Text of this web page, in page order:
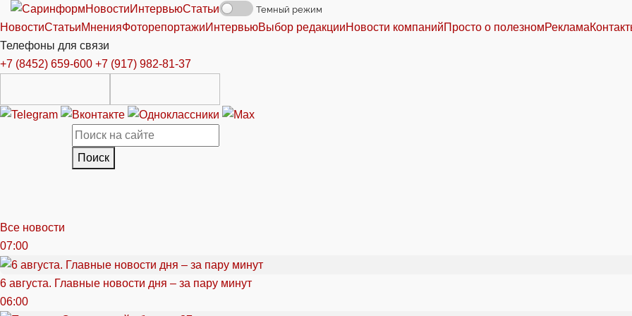
НовостиИнтервьюСтатьи Темный режим
НовостиСтатьиМненияФоторепортажиИнтервьюВыбор редакцииНовости компанийПросто о полезномРеклама
Телефоны для связи
+7 (8452) 659-600 +7 (917) 982-81-37
Поиск
Все новости
07:00
6 августа. Главные новости дня – за пару минут
06:00